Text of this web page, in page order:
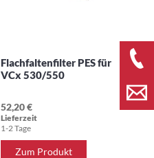
Flachfaltenfilter PES für
VCx 530/550
52,20 €
Lieferzeit
1-2 Tage
Zum Produkt